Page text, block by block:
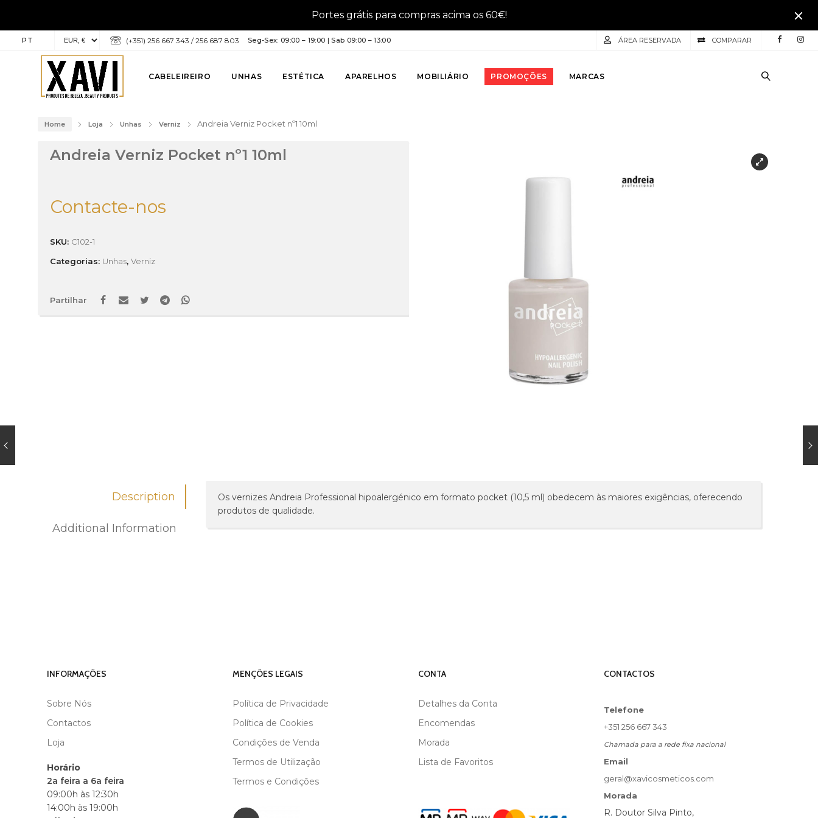
Portes grátis para compras acima os 60€!
PT (+351) 256 667 343 / 256 687 803 Seg-Sex: 09:00 – 19:00 | Sab 09:00 – 13:00 COMPARAR
ÁREA RESERVADA
CABELEIREIRO UNHAS ESTÉTICA APARELHOS MOBILIÁRIO PROMOÇÕES MARCAS
Home Loja Unhas Verniz Andreia Verniz Pocket nº1 10ml
Andreia Verniz Pocket nº1 10ml
Contacte-nos
SKU: C102-1
Categorias: Unhas, Verniz
Partilhar
Description
Additional Information
Os vernizes Andreia Professional hipoalergénico em formato pocket (10,5 ml) obedecem às maiores exigências, oferecendo
produtos de qualidade.
INFORMAÇÕES
Sobre Nós
Contactos
Loja
Horário
2a feira a 6a feira
09:00h às 12:30h
14:00h às 19:00h
MENÇÕES LEGAIS
Política de Privacidade
Política de Cookies
Condições de Venda
Termos de Utilização
Termos e Condições
CONTA
Detalhes da Conta
Encomendas
Morada
Lista de Favoritos
CONTACTOS
Telefone
+351 256 667 343
Chamada para a rede fixa nacional
Email
geral@xavicosmeticos.com
Morada
R. Doutor Silva Pinto,